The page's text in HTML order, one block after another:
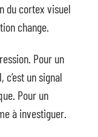
du cortex visuel
change.
Pour un
un signal
Pour un
à investiguer.